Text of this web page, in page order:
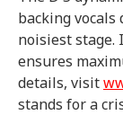
backing
noisiest
ensures
details, visit
stands for a